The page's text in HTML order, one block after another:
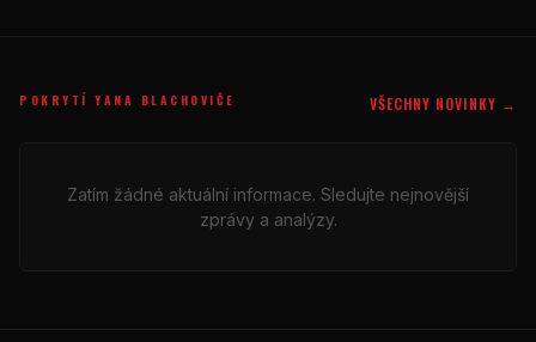
POKRYTÍ YANA BLACHOVIČE VŠECHNY NOVINKY →
Zatím žádné aktuální informace. Sledujte nejnovější
zprávy a analýzy.